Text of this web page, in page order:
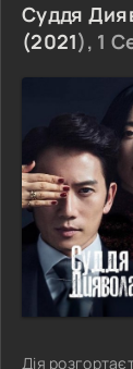
Суддя
(2021), 1
Дія